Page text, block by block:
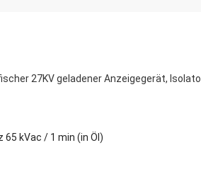
27KV geladener Anzeigegerät,
kVac / 1 min (in Öl)